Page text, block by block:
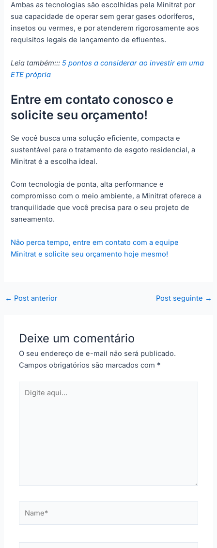
Ambas as tecnologias são escolhidas pela Minitrat por
sua capacidade de operar sem gerar gases odoríferos,
insetos ou vermes, e por atenderem rigorosamente aos
requisitos legais de lançamento de efluentes.
Leia também:::5 pontos a considerar ao investir em uma
ETE própria
Entre em contato conosco e
solicite seu orçamento!
Se você busca uma solução eficiente, compacta e
sustentável para o tratamento de esgoto residencial, a
Minitrat é a escolha ideal.
Com tecnologia de ponta, alta performance e
compromisso com o meio ambiente, a Minitrat oferece a
tranquilidade que você precisa para o seu projeto de
saneamento.
Não perca tempo, entre em contato com a equipe
Minitrat e solicite seu orçamento hoje mesmo!
← Post anterior Post seguinte →
Deixe um comentário
O seu endereço de e-mail não será publicado.
Campos obrigatórios são marcados com *
aqui...